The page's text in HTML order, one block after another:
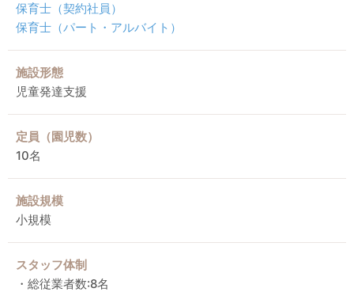
保育士（契約社員）
保育士（パート・アルバイト）
施設形態
児童発達支援
定員（園児数）
10名
施設規模
小規模
スタッフ体制
・総従業者数:8名